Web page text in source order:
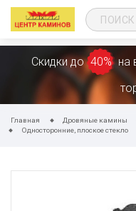
Скидки до 40% на
Главная Дровяные камины
Односторонние, плоское стекло